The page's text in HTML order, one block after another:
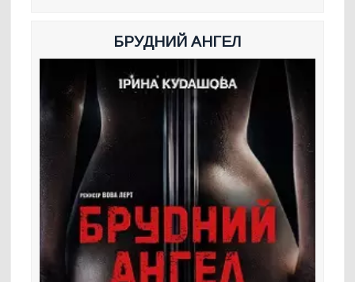
БРУДНИЙ АНГЕЛ